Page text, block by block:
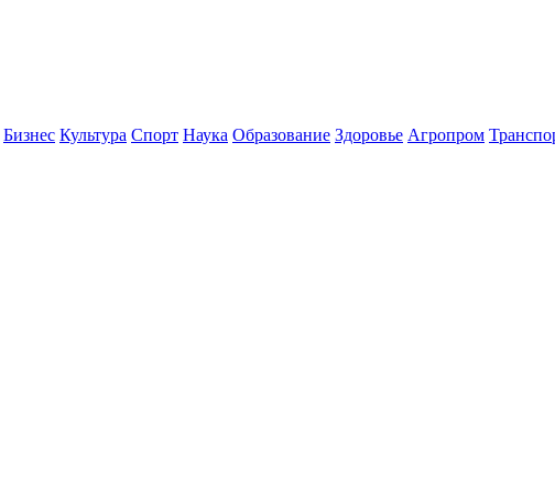
Бизнес Культура Спорт Наука Образование Здоровье Агропром